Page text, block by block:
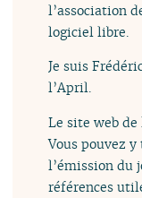
l’association
logiciel libre.
Je suis
l’April.
Le site web de
Vous pouvez y
l’émission du
références